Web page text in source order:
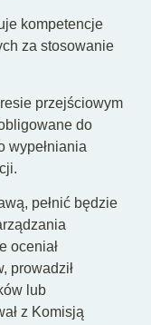
kompetencje
za stosowanie
przejściowym
do
wypełniania
pełnić będzie
oceniał
prowadził
lub
z Komisją